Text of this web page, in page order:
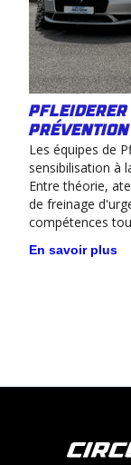
Pfleiderer
Les équipes de
sensibilisation à
Entre théorie,
de freinage
compétences
En savoir plus